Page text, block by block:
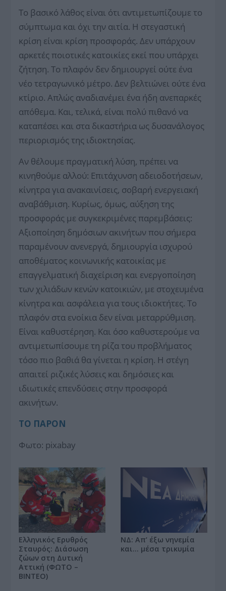
Το βασικό λάθος είναι ότι αντιμετωπίζουμε το
σύμπτωμα και όχι την αιτία. Η στεγαστική
κρίση είναι κρίση προσφοράς. Δεν υπάρχουν
αρκετές ποιοτικές κατοικίες εκεί που υπάρχει
ζήτηση. Το πλαφόν δεν δημιουργεί ούτε ένα
νέο τετραγωνικό μέτρο. Δεν βελτιώνει ούτε ένα
κτίριο. Απλώς αναδιανέμει ένα ήδη ανεπαρκές
απόθεμα. Και, τελικά, είναι πολύ πιθανό να
καταπέσει και στα δικαστήρια ως δυσανάλογος
περιορισμός της ιδιοκτησίας.
Αν θέλουμε πραγματική λύση, πρέπει να
κινηθούμε αλλού: Επιτάχυνση αδειοδοτήσεων,
κίνητρα για ανακαινίσεις, σοβαρή ενεργειακή
αναβάθμιση. Κυρίως, όμως, αύξηση της
προσφοράς με συγκεκριμένες παρεμβάσεις:
Αξιοποίηση δημόσιων ακινήτων που σήμερα
παραμένουν ανενεργά, δημιουργία ισχυρού
αποθέματος κοινωνικής κατοικίας με
επαγγελματική διαχείριση και ενεργοποίηση
των χιλιάδων κενών κατοικιών, με στοχευμένα
κίνητρα και ασφάλεια για τους ιδιοκτήτες. Το
πλαφόν στα ενοίκια δεν είναι μεταρρύθμιση.
Είναι καθυστέρηση. Και όσο καθυστερούμε να
αντιμετωπίσουμε τη ρίζα του προβλήματος
τόσο πιο βαθιά θα γίνεται η κρίση. Η στέγη
απαιτεί ριζικές λύσεις και δημόσιες και
ιδιωτικές επενδύσεις στην προσφορά
ακινήτων.
ΤΟ ΠΑΡΟΝ
Φωτο: pixabay
Ελληνικός Ερυθρός
Σταυρός: Διάσωση
ζώων στη Δυτική
Αττική (ΦΩΤΟ –
ΒΙΝΤΕΟ)
ΝΔ: Απ’ έξω νηνεμία
και… μέσα τρικυμία